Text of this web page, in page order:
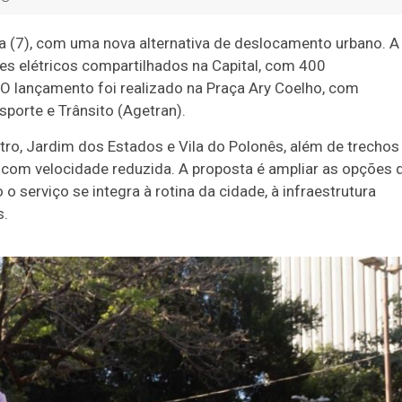
com uma nova alternativa de deslocamento urbano. A
elétricos compartilhados na Capital, com 400
lançamento foi realizado na Praça Ary Coelho, com
e Trânsito (Agetran).
Jardim dos Estados e Vila do Polonês, além de trechos
velocidade reduzida. A proposta é ampliar as opções
serviço se integra à rotina da cidade, à infraestrutura